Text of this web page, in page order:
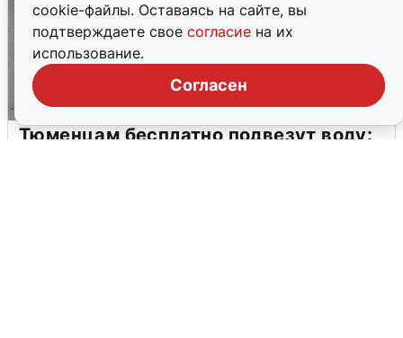
cookie-файлы. Оставаясь на сайте, вы
подтверждаете свое согласие на их
использование.
Согласен
Тюменцам бесплатно подвезут воду: